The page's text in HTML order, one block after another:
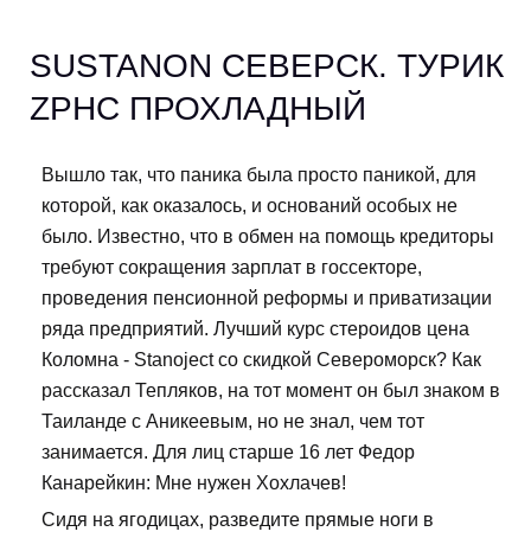
SUSTANON СЕВЕРСК. ТУРИК
ZPHC ПРОХЛАДНЫЙ
Вышло так, что паника была просто паникой, для
которой, как оказалось, и оснований особых не
было. Известно, что в обмен на помощь кредиторы
требуют сокращения зарплат в госсекторе,
проведения пенсионной реформы и приватизации
ряда предприятий. Лучший курс стероидов цена
Коломна - Stanoject со скидкой Североморск? Как
рассказал Тепляков, на тот момент он был знаком в
Таиланде с Аникеевым, но не знал, чем тот
занимается. Для лиц старше 16 лет Федор
Канарейкин: Мне нужен Хохлачев!
Сидя на ягодицах, разведите прямые ноги в